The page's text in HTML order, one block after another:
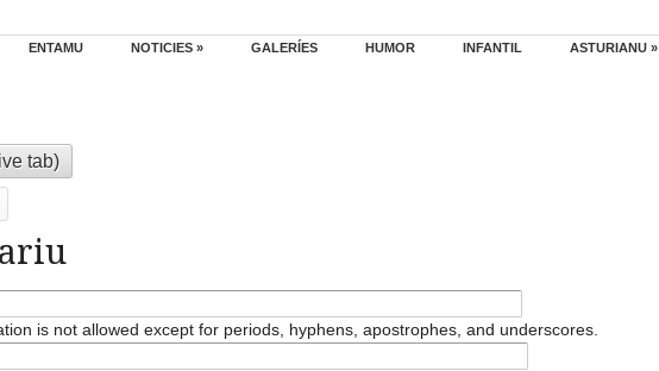
ENTAMU NOTICIES » GALERÍES HUMOR INFANTIL ASTURIANU »
tab)
is not allowed except for periods, hyphens, apostrophes, and underscores.